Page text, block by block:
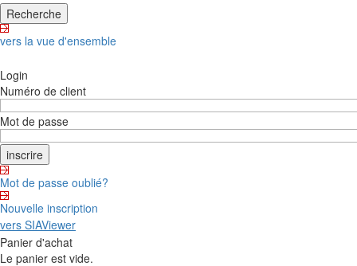
vers la vue d'ensemble
Login
Numéro de client
Mot de passe
Mot de passe oublié?
Nouvelle inscription
vers SIAViewer
Panier d'achat
Le panier est vide.